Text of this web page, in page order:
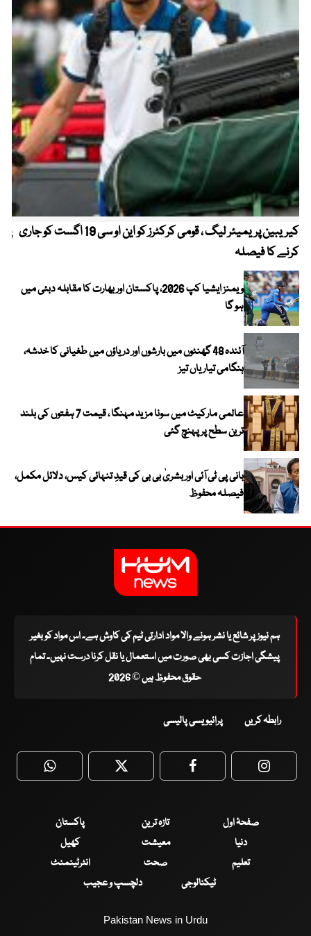
کیریبین پریمیئر لیگ ، قومی کرکٹرز کو این او سی 19 اگست کو جاری
کرنے کا فیصلہ
ویمنز ایشیا کپ 2026، پاکستان اور بھارت کا مقابلہ دبئی میں
ہو گا
آئندہ 48 گھنٹوں میں بارشوں اور دریاؤں میں طغیانی کا خدشہ،
ہنگامی تیاریاں تیز
عالمی مارکیٹ میں سونا مزید مہنگا ، قیمت 7 ہفتوں کی بلند
ترین سطح پر پہنچ گئی
بانی پی ٹی آئی اور بشریٰ بی بی کی قیدِ تنہائی کیس، دلائل مکمل،
فیصلہ محفوظ
ہم نیوز پر شائع یا نشر ہونے والا مواد ادارتی ٹیم کی کاوش ہے۔ اس مواد کو بغیر
پیشگی اجازت کسی بھی صورت میں استعمال یا نقل کرنا درست نہیں۔ تمام
حقوق محفوظ ہیں © 2026
رابطہ کریں پرائیویسی پالیسی
WhatsApp Twitter Facebook
صفحۂ اول تازہ ترین
پاکستان
دنیا
معیشت
کھیل
تعلیم
صحت
انٹرٹینمنٹ
ٹیکنالوجی
دلچسپ و عجیب
Pakistan News in Urdu